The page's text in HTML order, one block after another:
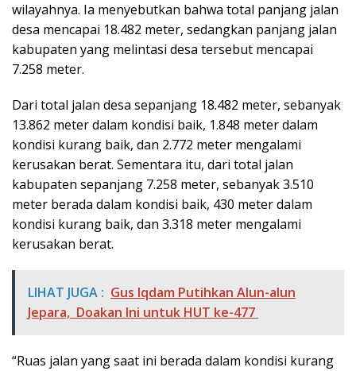
wilayahnya. Ia menyebutkan bahwa total panjang jalan
desa mencapai 18.482 meter, sedangkan panjang jalan
kabupaten yang melintasi desa tersebut mencapai
7.258 meter.
Dari total jalan desa sepanjang 18.482 meter, sebanyak
13.862 meter dalam kondisi baik, 1.848 meter dalam
kondisi kurang baik, dan 2.772 meter mengalami
kerusakan berat. Sementara itu, dari total jalan
kabupaten sepanjang 7.258 meter, sebanyak 3.510
meter berada dalam kondisi baik, 430 meter dalam
kondisi kurang baik, dan 3.318 meter mengalami
kerusakan berat.
LIHAT JUGA : Gus Iqdam Putihkan Alun-alun
Jepara, Doakan Ini untuk HUT ke-477
“Ruas jalan yang saat ini berada dalam kondisi kurang